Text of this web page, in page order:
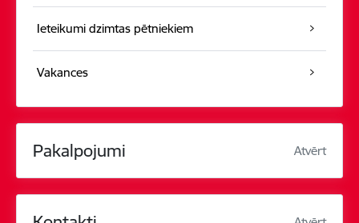
Ieteikumi dzimtas pētniekiem
Vakances
Pakalpojumi Atvērt